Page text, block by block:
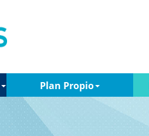
Plan Propio